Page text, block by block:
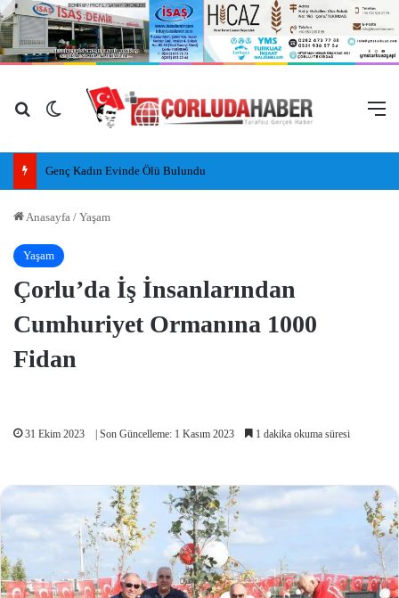
Arama yap ...
Dış görünümü değiştir
Genç Kadın Evinde Ölü Bulundu
Anasayfa / Yaşam
Yaşam
Çorlu’da İş İnsanlarından
Cumhuriyet Ormanına 1000
Fidan
31 Ekim 2023 | Son Güncelleme: 1 Kasım 2023 1 dakika okuma süresi